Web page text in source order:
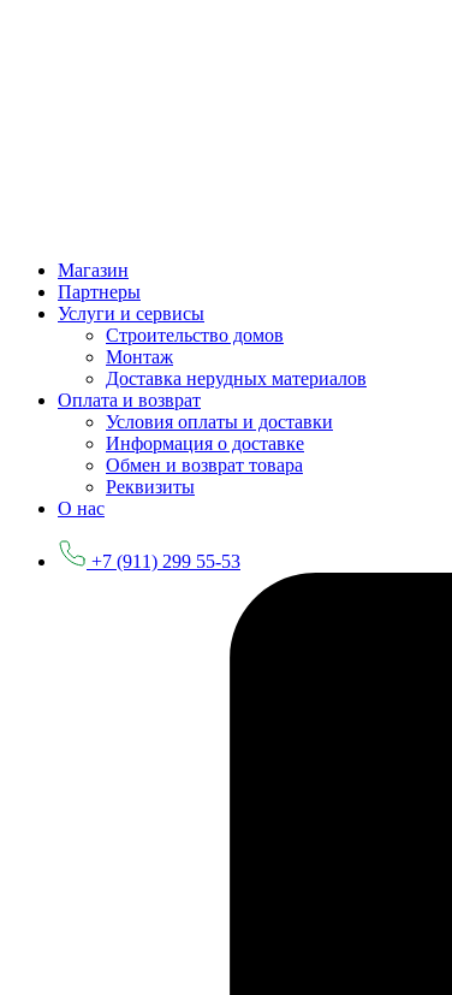
Магазин
Партнеры
Услуги и сервисы
Строительство домов
Монтаж
Доставка нерудных материалов
Оплата и возврат
Условия оплаты и доставки
Информация о доставке
Обмен и возврат товара
Реквизиты
О нас
+7 (911) 299 55-53